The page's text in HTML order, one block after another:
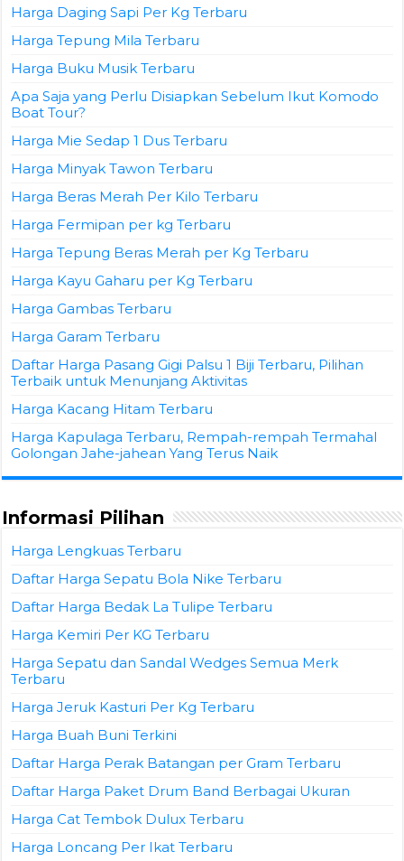
Harga Daging Sapi Per Kg Terbaru
Harga Tepung Mila Terbaru
Harga Buku Musik Terbaru
Apa Saja yang Perlu Disiapkan Sebelum Ikut Komodo
Boat Tour?
Harga Mie Sedap 1 Dus Terbaru
Harga Minyak Tawon Terbaru
Harga Beras Merah Per Kilo Terbaru
Harga Fermipan per kg Terbaru
Harga Tepung Beras Merah per Kg Terbaru
Harga Kayu Gaharu per Kg Terbaru
Harga Gambas Terbaru
Harga Garam Terbaru
Daftar Harga Pasang Gigi Palsu 1 Biji Terbaru, Pilihan
Terbaik untuk Menunjang Aktivitas
Harga Kacang Hitam Terbaru
Harga Kapulaga Terbaru, Rempah-rempah Termahal
Golongan Jahe-jahean Yang Terus Naik
Informasi Pilihan
Harga Lengkuas Terbaru
Daftar Harga Sepatu Bola Nike Terbaru
Daftar Harga Bedak La Tulipe Terbaru
Harga Kemiri Per KG Terbaru
Harga Sepatu dan Sandal Wedges Semua Merk
Terbaru
Harga Jeruk Kasturi Per Kg Terbaru
Harga Buah Buni Terkini
Daftar Harga Perak Batangan per Gram Terbaru
Daftar Harga Paket Drum Band Berbagai Ukuran
Harga Cat Tembok Dulux Terbaru
Harga Loncang Per Ikat Terbaru